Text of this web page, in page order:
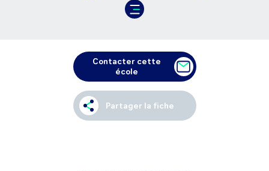
Contacter cette
école
Partager la fiche